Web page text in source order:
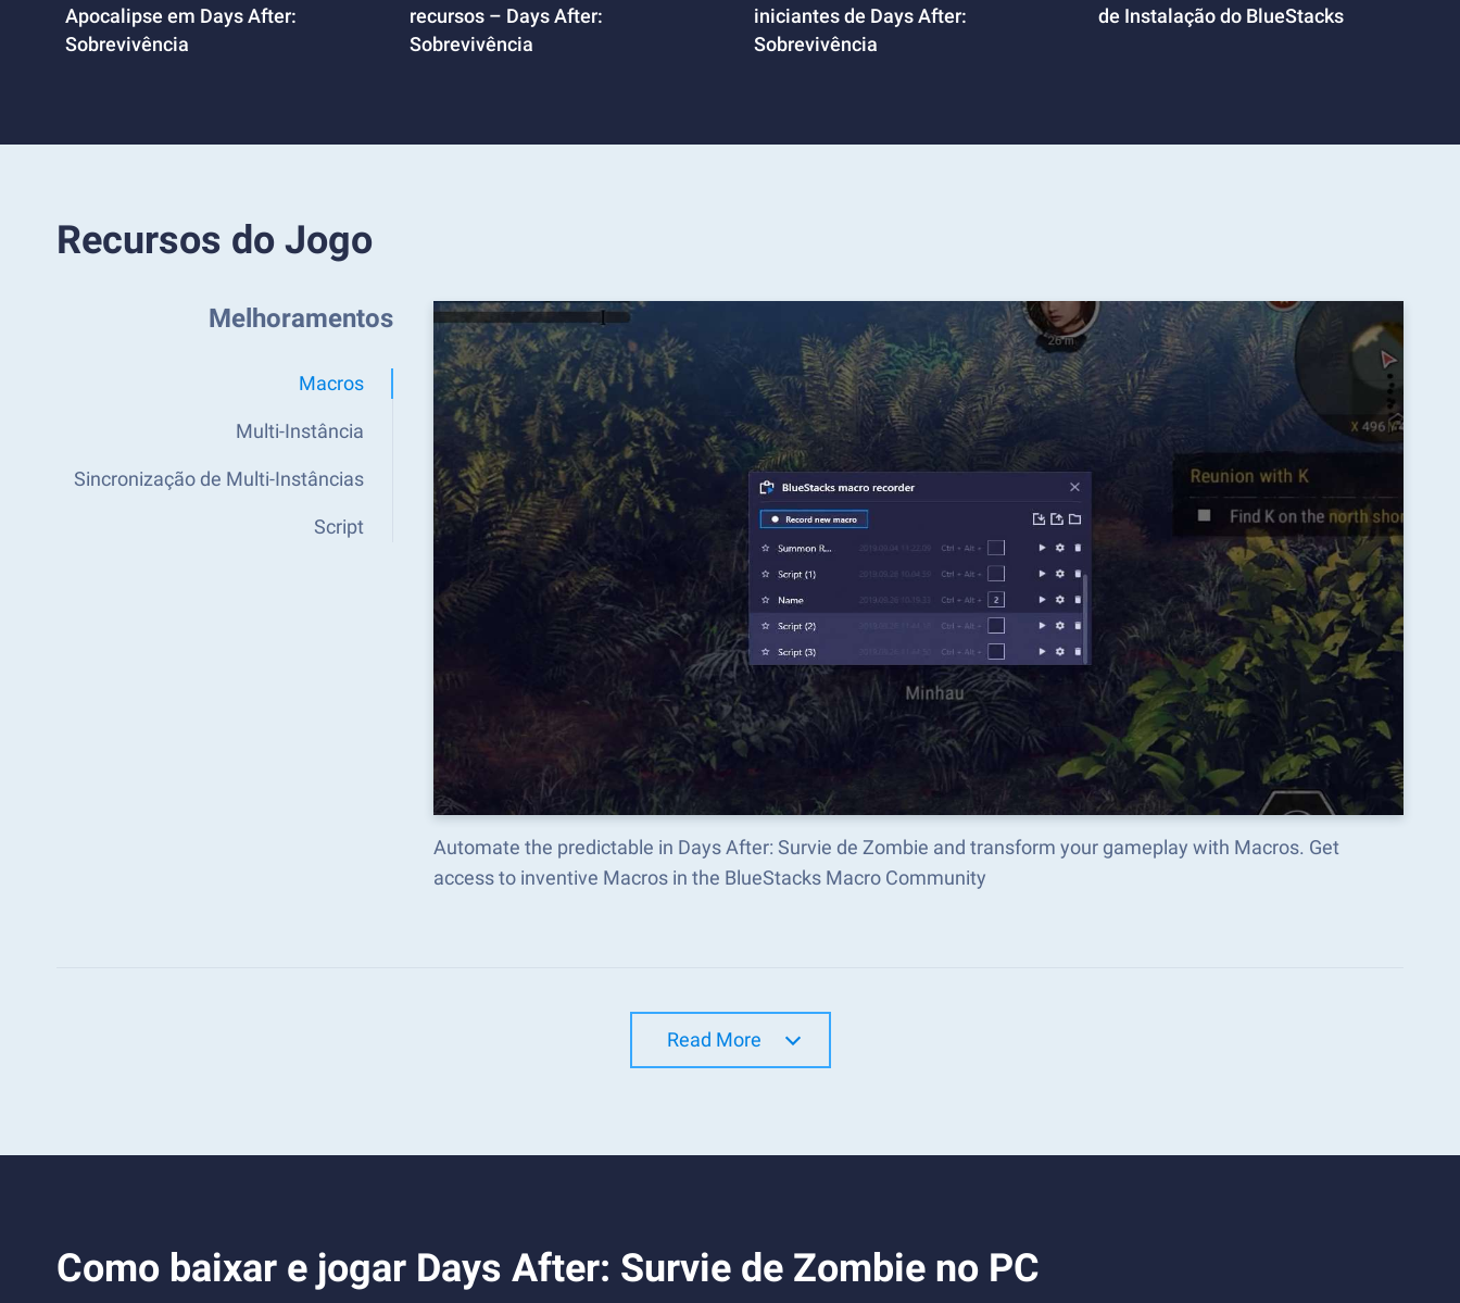
Apocalipse em Days After:
Sobrevivência
recursos – Days After:
Sobrevivência
iniciantes de Days After:
Sobrevivência
de Instalação do BlueStacks
Recursos do Jogo
Melhoramentos
Macros
Multi-Instância
Sincronização de Multi-Instâncias
Script
Automate the predictable in Days After: Survie de Zombie and transform your gameplay with Macros. Get
access to inventive Macros in the BlueStacks Macro Community
Read More
Como baixar e jogar Days After: Survie de Zombie no PC